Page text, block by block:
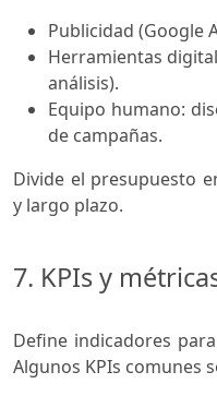
Publicidad (Google
Herramientas
análisis).
Equipo humano:
de campañas.
Divide el presupuesto
y largo plazo.
7. KPIs y
Define indicadores
Algunos KPIs comunes